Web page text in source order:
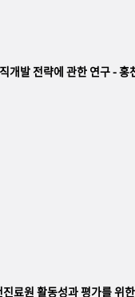
개발 전략에 관한 연구 - 홍
료원 활동성과 평가를 위